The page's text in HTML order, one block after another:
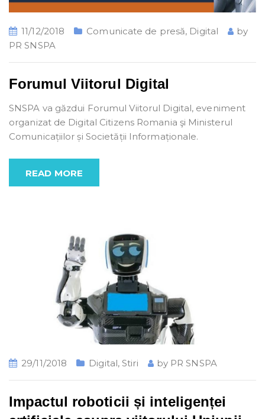
11/12/2018 Comunicate de presă, Digital
by
PR SNSPA
Forumul Viitorul Digital
SNSPA va găzdui Forumul Viitorul Digital, eveniment
organizat de Digital Citizens Romania şi Ministerul
Comunicațiilor și Societății Informaționale.
READ MORE
29/11/2018 Digital,Stiri by PR SNSPA
Impactul roboticii și inteligenței